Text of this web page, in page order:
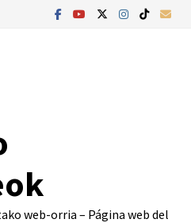
web-orria – Página web del